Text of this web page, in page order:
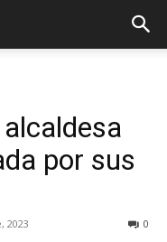
por sus
2023 0